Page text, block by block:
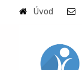
Úvod